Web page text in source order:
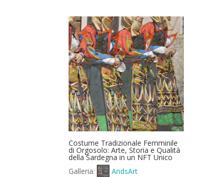
5
Costume Tradizionale Femminile
di Orgosolo: Arte, Storia e Qualità
della Sardegna in un NFT Unico
Galleria:
AndsArt